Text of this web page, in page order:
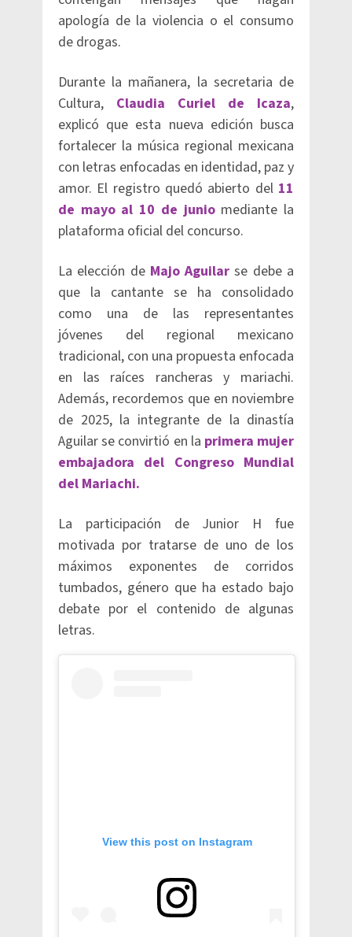
apología de la violencia o el consumo
de drogas.
Durante la mañanera, la secretaria de
Cultura, Claudia Curiel de Icaza,
explicó que esta nueva edición busca
fortalecer la música regional mexicana
con letras enfocadas en identidad, paz y
amor. El registro quedó abierto del 11
de mayo al 10 de juniomediante la
plataforma oficial del concurso.
La elección de Majo Aguilar se debe a
que la cantante se ha consolidado
como una de las representantes
jóvenes del regional mexicano
tradicional, con una propuesta enfocada
en las raíces rancheras y mariachi.
Además, recordemos que en noviembre
de 2025, la integrante de la dinastía
Aguilar se convirtió en la primera mujer
embajadora del Congreso Mundial
del Mariachi.
La participación de Junior H fue
motivada por tratarse de uno de los
máximos exponentes de corridos
tumbados, género que ha estado bajo
debate por el contenido de algunas
letras.
View this post on Instagram